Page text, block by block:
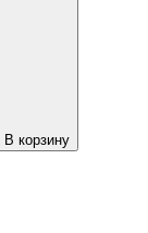
В корзину